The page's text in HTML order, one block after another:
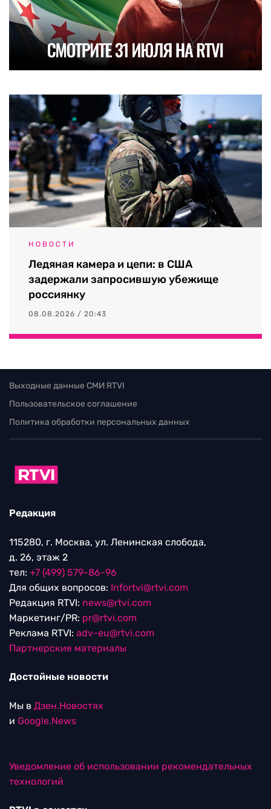
НОВОСТИ
Ледяная камера и цепи: в США
задержали запросившую убежище
россиянку
08.08.2026 / 20:43
Выходные данные СМИ RTVI
Пользовательское соглашение
Политика обработки персональных данных
Редакция
115280, г. Москва, ул. Ленинская слобода,
д. 26, этаж 2
тел: +7 (499) 579-86-96
Для общих вопросов: Infortvi@rtvi.com
Редакция RTVI: news@rtvi.com
Маркетинг/PR: pr@rtvi.com
Реклама RTVI: adv-eu@rtvi.com
Партнерские материалы
Достойные новости
Мы в Дзен.Новостях
и Google.News
Уведомление об использовании рекомендательных
технологий